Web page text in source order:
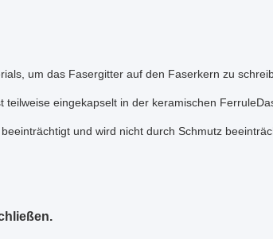
um das Fasergitter auf den Faserkern zu
eingekapselt in der keramischen
und wird nicht durch Schmutz